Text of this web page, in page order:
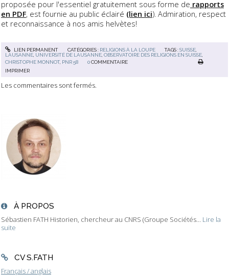
À PROPOS
Sébastien FATH Historien, chercheur au CNRS (Groupe Sociétés... Lire la
suite
CV S.FATH
Français / anglais
proposée pour l'essentiel gratuitement sous forme de rapports
en PDF, est fournie au public éclairé (lien ici). Admiration, respect
et reconnaissance à nos amis helvètes!
LIEN PERMANENT CATÉGORIES : RELIGIONS À LA LOUPE TAGS :SUISSE
LAUSANNE UNIVERSITÉ DE LAUSANNE ,OBSERVATOIRE DES RELIGIONS EN SUISSE
CHRISTOPHE MONNOT, PNR 58 0 COMMENTAIRE
IMPRIMER
Les commentaires sont fermés.